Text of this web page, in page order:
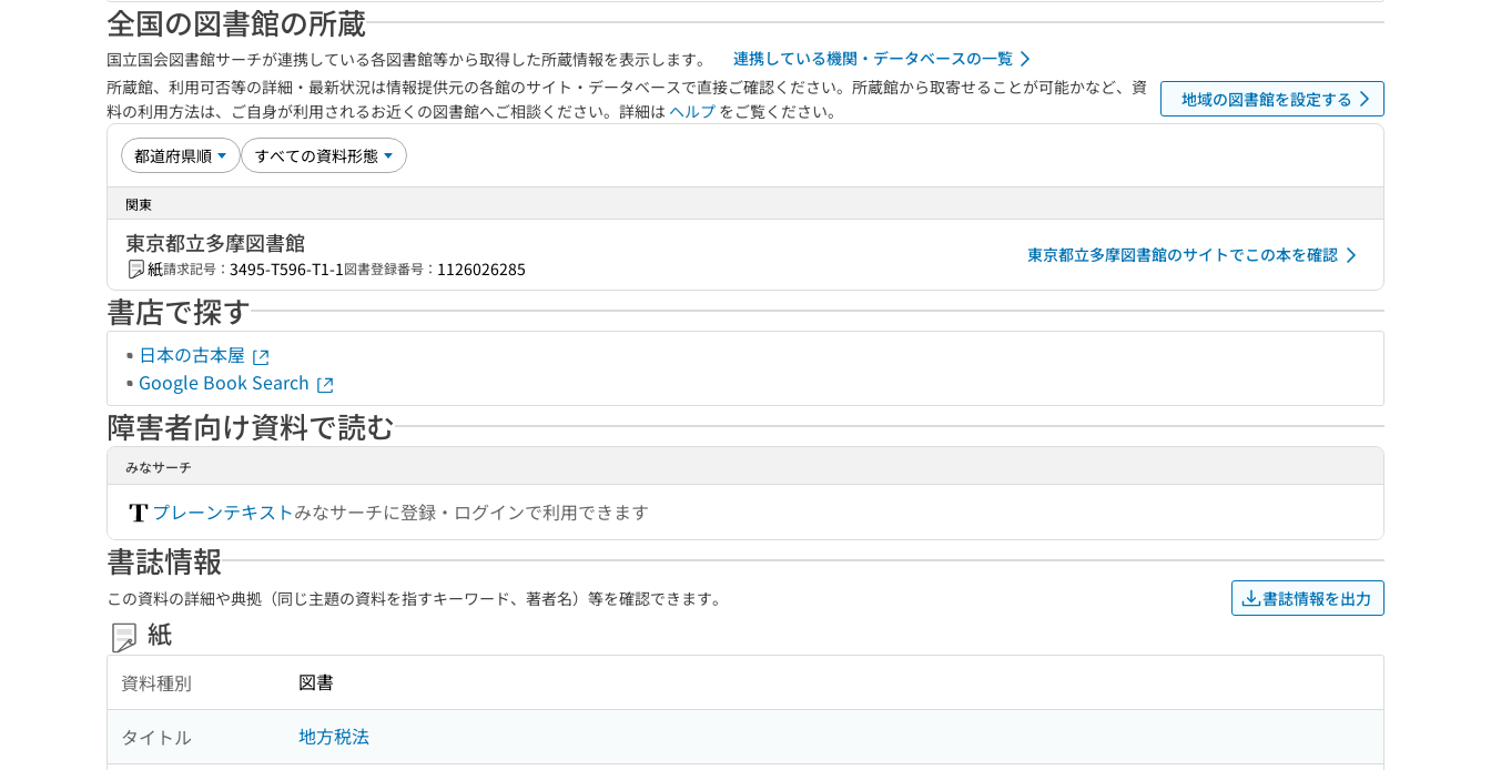
全国の図書館の所蔵
国立国会図書館サーチが連携している各図書館等から取得した所蔵情報を表示します。
連携している機関・データベースの一覧
所蔵館、利用可否等の詳細・最新状況は情報提供元の各館のサイト・データベースで直接ご確認ください。所蔵館から取寄せることが可能かなど、資
料の利用方法は、ご自身が利用されるお近くの図書館へご相談ください。詳細は ヘルプ をご覧ください。
地域の図書館を設定する
関東
東京都立多摩図書館
紙請求記号： 3495-T596-T1-1図書登録番号： 1126026285
東京都立多摩図書館のサイトでこの本を確認
書店で探す
日本の古本屋
Google Book Search
障害者向け資料で読む
みなサーチ
プレーンテキストみなサーチに登録・ログインで利用できます
書誌情報
この資料の詳細や典拠（同じ主題の資料を指すキーワード、著者名）等を確認できます。 書誌情報を出力
紙
資料種別 図書
タイトル 地方税法